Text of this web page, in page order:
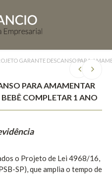
GARANTE DESCANSO PARA
PARA AMAMENTAR
COMPLETAR 1 ANO
o Projeto de Lei 4968/16,
SP), que amplia o tempo de